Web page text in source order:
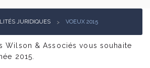
JURIDIQUES VOEUX 2015
Wilson & Associés vous souhaite
2015.